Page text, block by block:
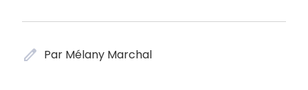
edit Par Mélany Marchal